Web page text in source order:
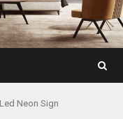
Neon Sign